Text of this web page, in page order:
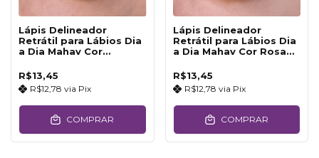
Lápis Delineador
Retrátil para Lábios Dia
a Dia Mahav Cor
R$13,45
R$12,78 via Pix
COMPRAR
Lápis Delineador
Retrátil para Lábios Dia
a Dia Mahav Cor Rosa
R$13,45
R$12,78 via Pix
COMPRAR